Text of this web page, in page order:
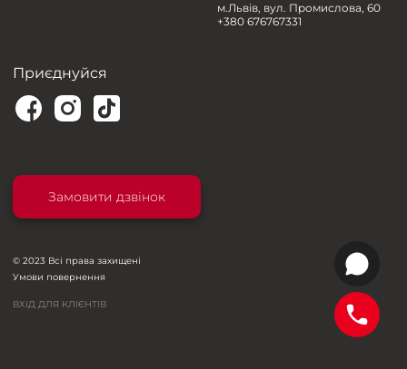
м.Львів, вул. Промислова, 60
+380 676767331
Приєднуйся
Замовити дзвінок
© 2023 Всі права захищені
Умови повернення
ВХІД ДЛЯ КЛІЄНТІВ